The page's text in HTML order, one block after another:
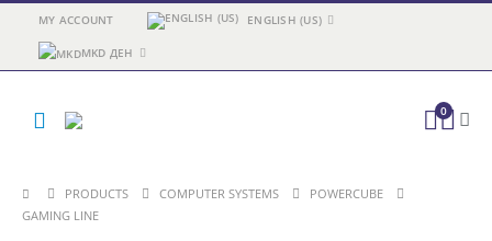
MY ACCOUNT ENGLISH (US)
MKD ДЕН
0
PRODUCTS COMPUTER SYSTEMS
POWERCUBE
GAMING LINE